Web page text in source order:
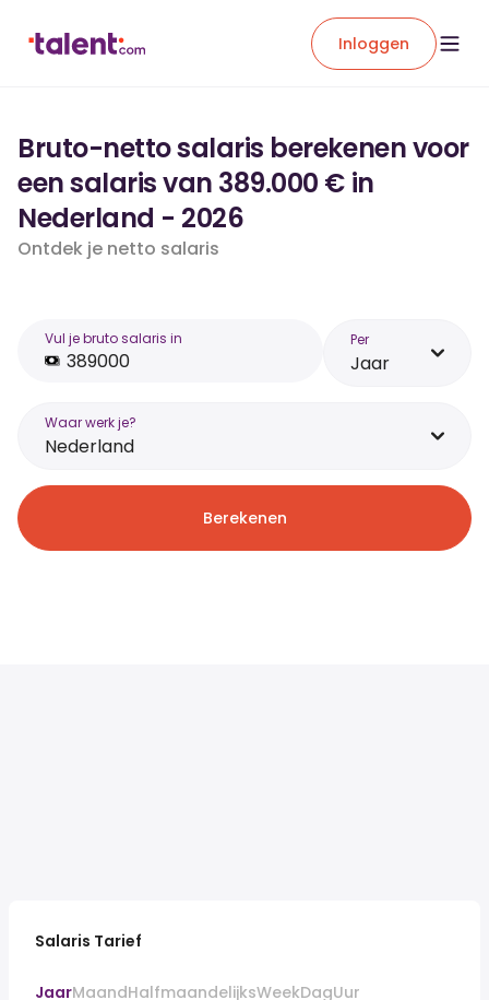
Inloggen
Bruto-netto salaris berekenen voor
een salaris van 389.000 € in
Nederland - 2026
Ontdek je netto salaris
Vul je bruto salaris in Per
Jaar
Waar werk je?
Nederland
Berekenen
Salaris Tarief
JaarMaandHalfmaandelijksWeekDagUur